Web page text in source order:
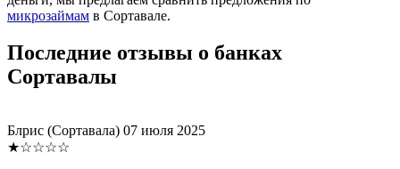
микрозаймам в Сортавале.
Последние отзывы о банках
Сортавалы
Блрис (Сортавала) 07 июля 2025
★☆☆☆☆